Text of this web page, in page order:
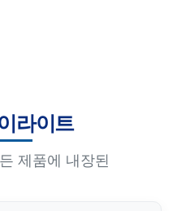
라이트
제품에 내장된